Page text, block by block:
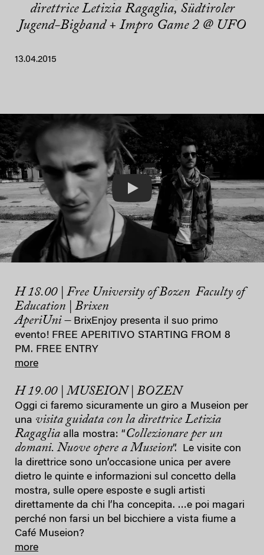
direttrice Letizia Ragaglia, Südtiroler
Jugend-Bigband + Impro Game 2 @ UFO
13.04.2015
H 18.00 | Free University of Bozen Faculty of
Education | Brixen
AperiUni – BrixEnjoy presenta il suo primo
evento! FREE APERITIVO STARTING FROM 8
PM. FREE ENTRY
more
H 19.00 | MUSEION | BOZEN
Oggi ci faremo sicuramente un giro a Museion per
una visita guidata con la direttrice Letizia
Ragaglia alla mostra: “Collezionare per un
domani. Nuove opere a Museion”. Le visite con
la direttrice sono un’occasione unica per avere
dietro le quinte e informazioni sul concetto della
mostra, sulle opere esposte e sugli artisti
direttamente da chi l’ha concepita. …e poi magari
perché non farsi un bel bicchiere a vista fiume a
Café Museion?
more